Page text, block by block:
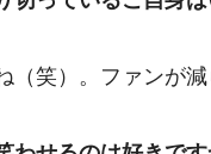
（笑）。ファンが